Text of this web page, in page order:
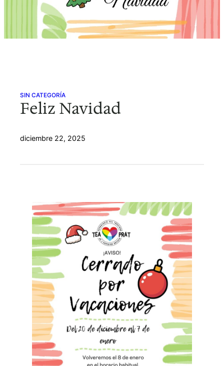
SIN CATEGORÍA
Feliz Navidad
diciembre 22, 2025